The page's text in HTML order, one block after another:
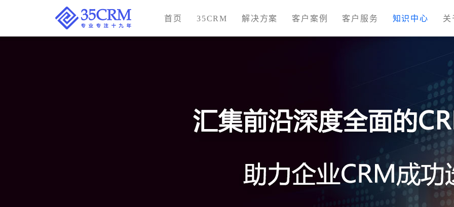
首页 35CRM 解决方案 客户案例 客户服务 知识中心 关